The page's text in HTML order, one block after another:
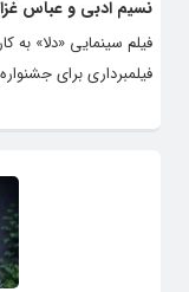
نسیم ادبی و عباس
فیلم سینمایی «دلا» به
فیلمبرداری برای